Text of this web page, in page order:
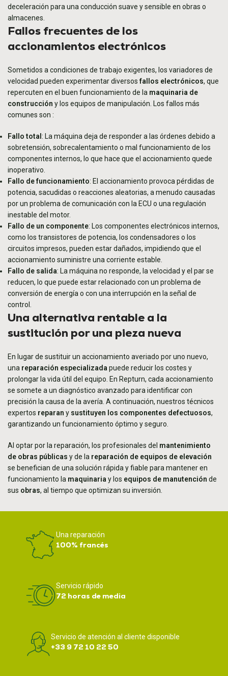
deceleración para una conducción suave y sensible en obras o
almacenes.
Fallos frecuentes de los
accionamientos electrónicos
Sometidos a condiciones de trabajo exigentes, los variadores de
velocidad pueden experimentar diversosfallos electrónicos, que
repercuten en el buen funcionamiento de la maquinaria de
construcción y los equipos de manipulación. Los fallos más
comunes son :
Fallo total: La máquina deja de responder a las órdenes debido a
sobretensión, sobrecalentamiento o mal funcionamiento de los
componentes internos, lo que hace que el accionamiento quede
inoperativo.
Fallo de funcionamiento: El accionamiento provoca pérdidas de
potencia, sacudidas o reacciones aleatorias, a menudo causadas
por un problema de comunicación con la ECU o una regulación
inestable del motor.
Fallo de un componente: Los componentes electrónicos internos,
como los transistores de potencia, los condensadores o los
circuitos impresos, pueden estar dañados, impidiendo que el
accionamiento suministre una corriente estable.
Fallo de salida: La máquina no responde, la velocidad y el par se
reducen, lo que puede estar relacionado con un problema de
conversión de energía o con una interrupción en la señal de
control.
Una alternativa rentable a la
sustitución por una pieza nueva
En lugar de sustituir un accionamiento averiado por uno nuevo,
una reparación especializada puede reducir los costes y
prolongar la vida útil del equipo. En Repturn, cada accionamiento
se somete a un diagnóstico avanzado para identificar con
precisión la causa de la avería. A continuación, nuestros técnicos
expertos reparan y sustituyen los componentes defectuosos,
garantizando un funcionamiento óptimo y seguro.
Al optar por la reparación, los profesionales del mantenimiento
de obras públicas y de la reparación de equipos de elevación
se benefician de una solución rápida y fiable para mantener en
funcionamiento la maquinaria y los equipos de manutención de
sus obras, al tiempo que optimizan su inversión.
Una reparación
100% francés
Servicio rápido
72 horas de media
Servicio de atención al cliente disponible
+33 9 72 10 22 50